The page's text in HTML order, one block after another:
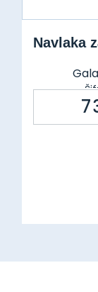
Navlaka